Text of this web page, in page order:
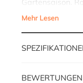
Mehr Lesen
BEWERTUNGEN